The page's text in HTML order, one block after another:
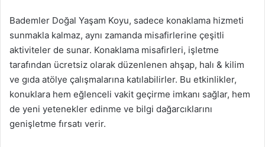
Bademler Doğal Yaşam Koyu, sadece konaklama hizmeti
sunmakla kalmaz, aynı zamanda misafirlerine çeşitli
aktiviteler de sunar. Konaklama misafirleri, işletme
tarafından ücretsiz olarak düzenlenen ahşap, halı & kilim
ve gıda atölye çalışmalarına katılabilirler. Bu etkinlikler,
konuklara hem eğlenceli vakit geçirme imkanı sağlar, hem
de yeni yetenekler edinme ve bilgi dağarcıklarını
genişletme fırsatı verir.